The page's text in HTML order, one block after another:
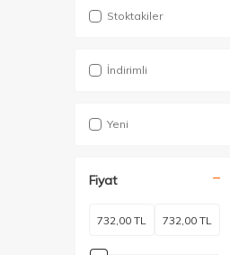
Stoktakiler
İndirimli
Yeni
Fiyat